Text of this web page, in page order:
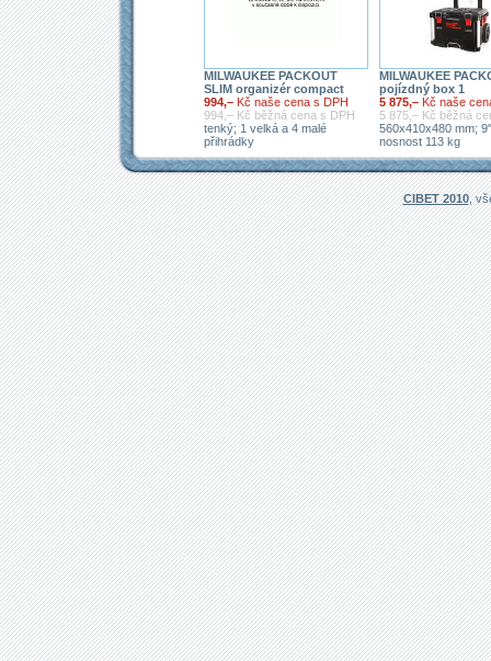
MILWAUKEE PACKOUT
SLIM organizér compact
994,– Kč naše cena s DPH
994,– Kč běžná cena s DPH
tenký; 1 velká a 4 malé
přihrádky
MILWAUKEE
pojízdný box 1
5 875,– Kč naše
5 875,– Kč běžná
560x410x480 mm;
nosnost 113 kg
CIBET 2010,